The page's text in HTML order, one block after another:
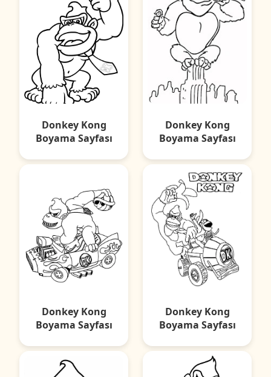
Donkey Kong
Boyama Sayfası
Donkey Kong
Boyama Sayfası
Donkey Kong
Boyama Sayfası
Donkey Kong
Boyama Sayfası